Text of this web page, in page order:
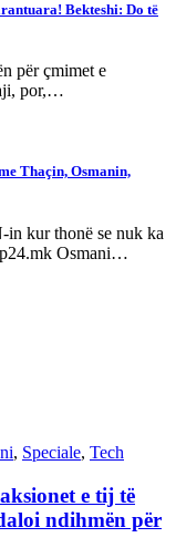
Bekteshi: Do të
për çmimet e
por,…
Thaçin, Osmanin,
kur thonë se nuk ka
Osmani…
, Speciale, Tech
e tij të
ndihmën për